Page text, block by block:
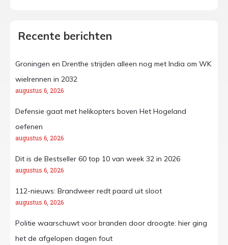
Recente berichten
Groningen en Drenthe strijden alleen nog met India om WK
wielrennen in 2032
augustus 6, 2026
Defensie gaat met helikopters boven Het Hogeland
oefenen
augustus 6, 2026
Dit is de Bestseller 60 top 10 van week 32 in 2026
augustus 6, 2026
112-nieuws: Brandweer redt paard uit sloot
augustus 6, 2026
Politie waarschuwt voor branden door droogte: hier ging
het de afgelopen dagen fout